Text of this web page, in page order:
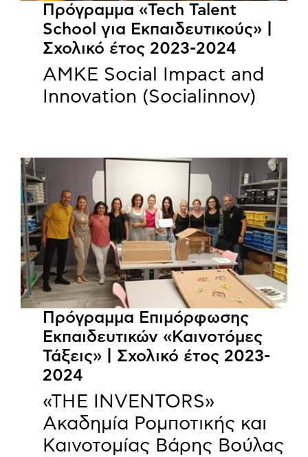
Πρόγραμμα «Tech Talent
School για Εκπαιδευτικούς» |
Σχολικό έτος 2023-2024
ΑΜΚΕ Social Impact and
Innovation (Socialinnov)
Πρόγραμμα Επιμόρφωσης
Εκπαιδευτικών «Καινοτόμες
Τάξεις» | Σχολικό έτος 2023-
2024
«THE INVENTORS»
Ακαδημία Ρομποτικής και
Καινοτομίας Βάρης Βούλας